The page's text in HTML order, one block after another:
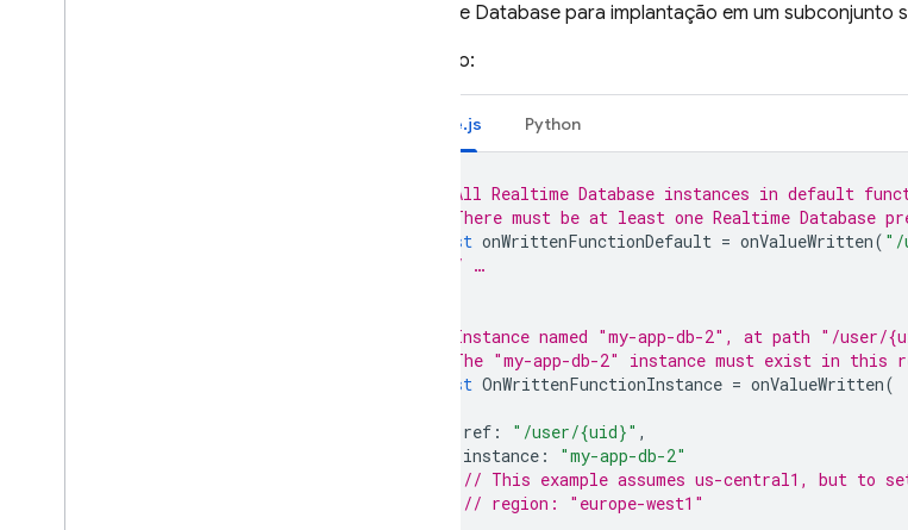
Realtime Database para implantação em um subconjunto
Exemplo:
Node.js Python
// All Realtime Database instances in default
// There must be at least one Realtime Database
const onWrittenFunctionDefault = onValueWritten( "/
// …
// Instance named "my-app-db-2", at path "/user/
// The "my-app-db-2" instance must exist in this
const OnWrittenFunctionInstance = onValueWritten(
ref : "/user/{uid}" ,
instance :
"my-app-db-2"
// This example assumes us-central1, but to
// region: "europe-west1"